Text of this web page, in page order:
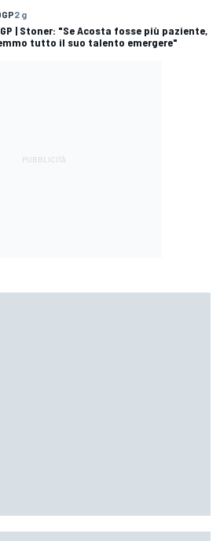
2 g
| Stoner: "Se Acosta fosse più paziente,
tutto il suo talento emergere"